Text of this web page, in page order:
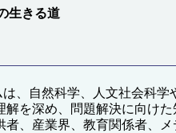
生きる道
、自然科学、人文社会科
を深め、問題解決に向け
、産業界、教育関係者、